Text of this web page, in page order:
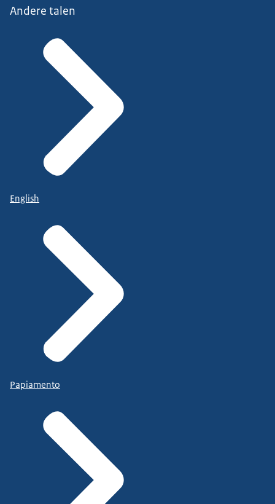
Andere talen
English
Papiamento